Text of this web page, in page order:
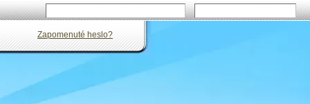
Zapomenuté heslo?